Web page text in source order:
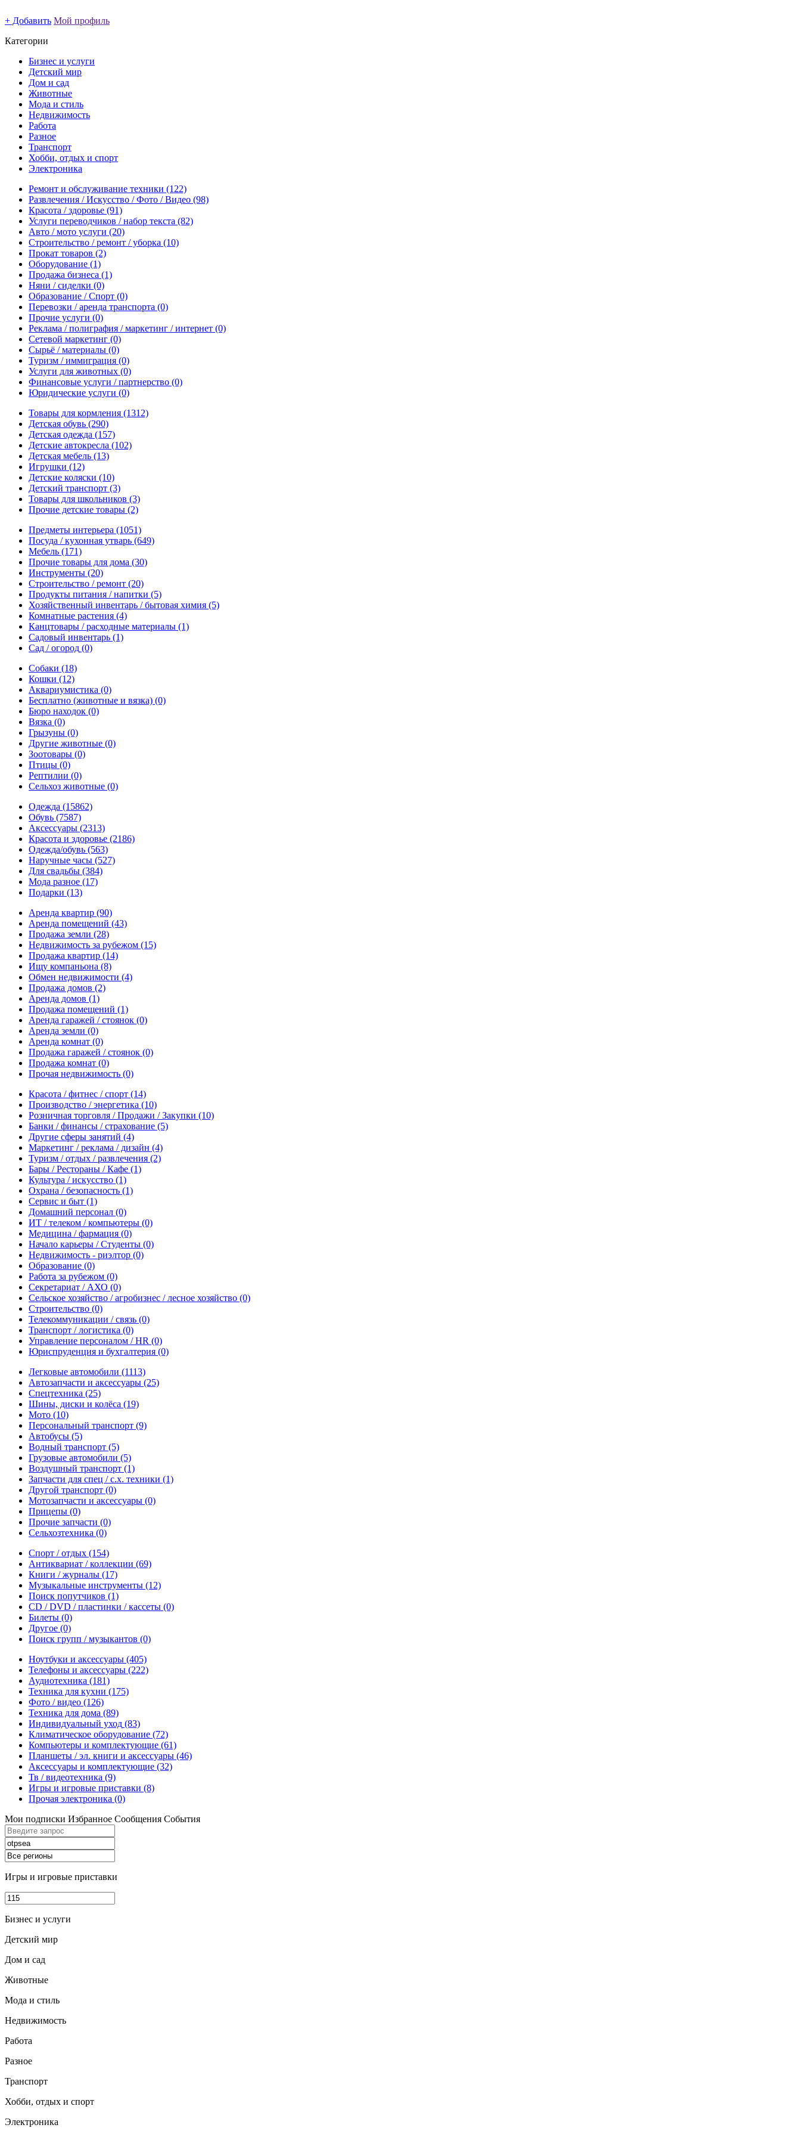
+ Добавить Мой профиль
Категории
Бизнес и услуги
Детский мир
Дом и сад
Животные
Мода и стиль
Недвижимость
Работа
Разное
Транспорт
Хобби, отдых и спорт
Электроника
Ремонт и обслуживание техники (122)
Развлечения / Искусство / Фото / Видео (98)
Красота / здоровье (91)
Услуги переводчиков / набор текста (82)
Авто / мото услуги (20)
Строительство / ремонт / уборка (10)
Прокат товаров (2)
Оборудование (1)
Продажа бизнеса (1)
Няни / сиделки (0)
Образование / Спорт (0)
Перевозки / аренда транспорта (0)
Прочие услуги (0)
Реклама / полиграфия / маркетинг / интернет (0)
Сетевой маркетинг (0)
Сырьё / материалы (0)
Туризм / иммиграция (0)
Услуги для животных (0)
Финансовые услуги / партнерство (0)
Юридические услуги (0)
Товары для кормления (1312)
Детская обувь (290)
Детская одежда (157)
Детские автокресла (102)
Детская мебель (13)
Игрушки (12)
Детские коляски (10)
Детский транспорт (3)
Товары для школьников (3)
Прочие детские товары (2)
Предметы интерьера (1051)
Посуда / кухонная утварь (649)
Мебель (171)
Прочие товары для дома (30)
Инструменты (20)
Строительство / ремонт (20)
Продукты питания / напитки (5)
Хозяйственный инвентарь / бытовая химия (5)
Комнатные растения (4)
Канцтовары / расходные материалы (1)
Садовый инвентарь (1)
Сад / огород (0)
Собаки (18)
Кошки (12)
Аквариумистика (0)
Бесплатно (животные и вязка) (0)
Бюро находок (0)
Вязка (0)
Грызуны (0)
Другие животные (0)
Зоотовары (0)
Птицы (0)
Рептилии (0)
Сельхоз животные (0)
Одежда (15862)
Обувь (7587)
Аксессуары (2313)
Красота и здоровье (2186)
Одежда/обувь (563)
Наручные часы (527)
Для свадьбы (384)
Мода разное (17)
Подарки (13)
Аренда квартир (90)
Аренда помещений (43)
Продажа земли (28)
Недвижимость за рубежом (15)
Продажа квартир (14)
Ищу компаньона (8)
Обмен недвижимости (4)
Продажа домов (2)
Аренда домов (1)
Продажа помещений (1)
Аренда гаражей / стоянок (0)
Аренда земли (0)
Аренда комнат (0)
Продажа гаражей / стоянок (0)
Продажа комнат (0)
Прочая недвижимость (0)
Красота / фитнес / спорт (14)
Производство / энергетика (10)
Розничная торговля / Продажи / Закупки (10)
Банки / финансы / страхование (5)
Другие сферы занятий (4)
Маркетинг / реклама / дизайн (4)
Туризм / отдых / развлечения (2)
Бары / Рестораны / Кафе (1)
Культура / искусство (1)
Охрана / безопасность (1)
Сервис и быт (1)
Домашний персонал (0)
ИТ / телеком / компьютеры (0)
Медицина / фармация (0)
Начало карьеры / Студенты (0)
Недвижимость - риэлтор (0)
Образование (0)
Работа за рубежом (0)
Секретариат / АХО (0)
Сельское хозяйство / агробизнес / лесное хозяйство (0)
Строительство (0)
Телекоммуникации / связь (0)
Транспорт / логистика (0)
Управление персоналом / HR (0)
Юриспруденция и бухгалтерия (0)
Легковые автомобили (1113)
Автозапчасти и аксессуары (25)
Спецтехника (25)
Шины, диски и колёса (19)
Мото (10)
Персональный транспорт (9)
Автобусы (5)
Водный транспорт (5)
Грузовые автомобили (5)
Воздушный транспорт (1)
Запчасти для спец / с.х. техники (1)
Другой транспорт (0)
Мотозапчасти и аксессуары (0)
Прицепы (0)
Прочие запчасти (0)
Сельхозтехника (0)
Спорт / отдых (154)
Антиквариат / коллекции (69)
Книги / журналы (17)
Музыкальные инструменты (12)
Поиск попутчиков (1)
CD / DVD / пластинки / кассеты (0)
Билеты (0)
Другое (0)
Поиск групп / музыкантов (0)
Ноутбуки и аксессуары (405)
Телефоны и аксессуары (222)
Аудиотехника (181)
Техника для кухни (175)
Фото / видео (126)
Техника для дома (89)
Индивидуальный уход (83)
Климатическое оборудование (72)
Компьютеры и комплектующие (61)
Планшеты / эл. книги и аксессуары (46)
Аксессуары и комплектующие (32)
Тв / видеотехника (9)
Игры и игровые приставки (8)
Прочая электроника (0)
Мои подписки Избранное Сообщения События
Игры и игровые приставки
Бизнес и услуги
Детский мир
Дом и сад
Животные
Мода и стиль
Недвижимость
Работа
Разное
Транспорт
Хобби, отдых и спорт
Электроника